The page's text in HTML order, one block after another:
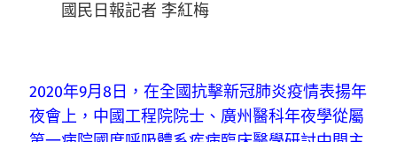
國民日報記者 李紅梅
2020年9月8日，在全國抗擊新冠肺炎疫情表揚年
夜會上，中國工程院院士、廣州醫科年夜學從屬